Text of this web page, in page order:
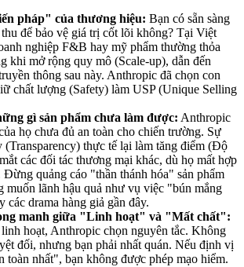
pháp" của thương hiệu: Bạn có sẵn sàng
để bảo vệ giá trị cốt lõi không? Tại Việt
nghiệp F&B hay mỹ phẩm thường thỏa
khi mở rộng quy mô (Scale-up), dẫn đến
thông sau này. Anthropic đã chọn con
chất lượng (Safety) làm USP (Unique Selling
gì sản phẩm chưa làm được: Anthropic
họ chưa đủ an toàn cho chiến trường. Sự
(Transparency) thực tế lại làm tăng điểm (Độ
các đối tác thương mại khác, dù họ mất hợp
Đừng quảng cáo "thần thánh hóa" sản phẩm
muốn lãnh hậu quả như vụ việc "bún mắng
các drama hàng giả gần đây.
manh giữa "Linh hoạt" và "Mất chất":
hoạt, Anthropic chọn nguyên tắc. Không
đối, nhưng bạn phải nhất quán. Nếu định vị
toàn nhất", bạn không được phép mạo hiểm.